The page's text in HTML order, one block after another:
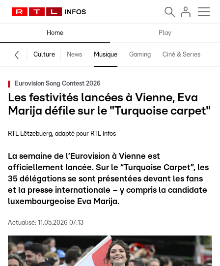
Home Play
Culture News Musique Gaming Ciné & Series
Eurovision Song Contest 2026
Les festivités lancées à Vienne, Eva
Marija défile sur le "Turquoise carpet"
RTL Lëtzebuerg adapté pour RTL Infos
La semaine de l’Eurovision à Vienne est
officiellement lancée. Sur le “Turquoise Carpet”, les
35 délégations se sont présentées devant les fans
et la presse internationale – y compris la candidate
luxembourgeoise Eva Marija.
Actualisé: 11.05.2026 07:13